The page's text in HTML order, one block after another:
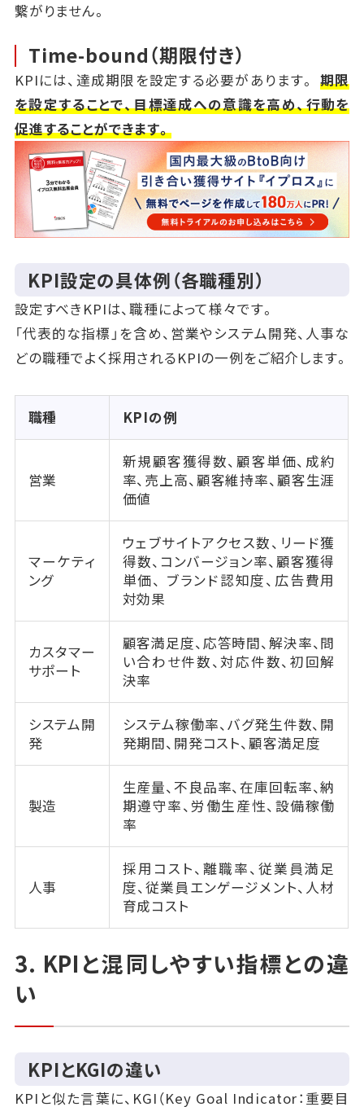
繋がりません。
Time-bound（期限付き）
KPIには、達成期限を設定する必要があります。 期限
を設定することで、目標達成への意識を高め、行動を
促進することができます。
KPI設定の具体例（各職種別）
設定すべきKPIは、職種によって様々です。
「代表的な指標」を含め、営業やシステム開発、人事な
どの職種でよく採用されるKPIの一例をご紹介します。
職種 KPIの例
営業
新規顧客獲得数、顧客単価、成約
率、売上高、顧客維持率、顧客生涯
価値
マーケティ
ング
ウェブサイトアクセス数、リード獲
得数、コンバージョン率、顧客獲得
単価、 ブランド認知度、広告費用
対効果
カスタマー
サポート
顧客満足度、応答時間、解決率、問
い合わせ件数、対応件数、初回解
決率
システム開
発
システム稼働率、バグ発生件数、開
発期間、開発コスト、顧客満足度
製造
生産量、不良品率、在庫回転率、納
期遵守率、労働生産性、設備稼働
率
人事
採用コスト、離職率、従業員満足
度、従業員エンゲージメント、人材
育成コスト
3. KPIと混同しやすい指標との違
い
KPIとKGIの違い
KPIと似た言葉に、KGI（Key Goal Indicator：重要目